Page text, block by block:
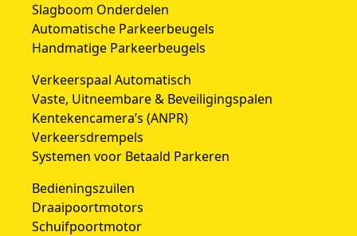
Slagboom Onderdelen
Automatische Parkeerbeugels
Handmatige Parkeerbeugels
Verkeerspaal Automatisch
Vaste, Uitneembare & Beveiligingspalen
Kentekencamera’s (ANPR)
Verkeersdrempels
Systemen voor Betaald Parkeren
Bedieningszuilen
Draaipoortmotors
Schuifpoortmotor